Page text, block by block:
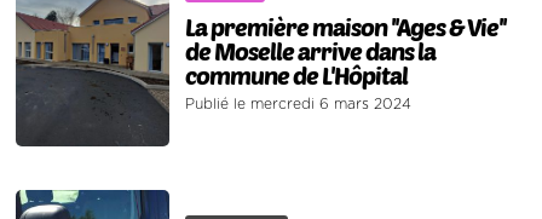
La première maison ''Ages & Vie''
de Moselle arrive dans la
commune de L'Hôpital
Publié le mercredi 6 mars 2024